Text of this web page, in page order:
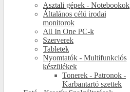
Asztali gépek - Notebookok
Általános célú irodai
monitorok
All In One PC-k
Szerverek
Tabletek
Nyomtatók - Multifunkciós
készülékek
Tonerek - Patronok -
Karbantartó szettek